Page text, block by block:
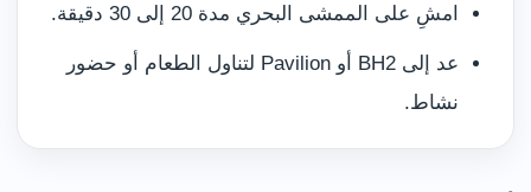
امشِ على الممشى البحري مدة 20 إلى 30 دقيقة.
عد إلى BH2 أو Pavilion لتناول الطعام أو حضور
نشاط.